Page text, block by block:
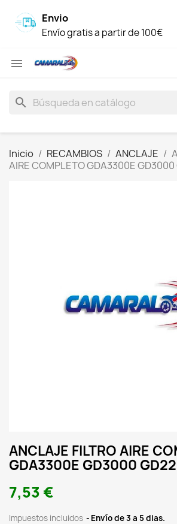
Envio
Envío gratis a partir de 100€

search
Inicio RECAMBIOS ANCLAJE
AIRE COMPLETO GDA3300E
ANCLAJE FILTRO AIRE
GDA3300E GD3000
7,53 €
Impuestos incluidos Envío de 3 a 5 dias.